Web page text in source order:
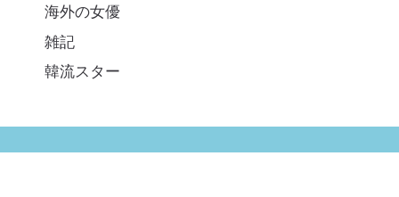
海外の女優
雑記
韓流スター